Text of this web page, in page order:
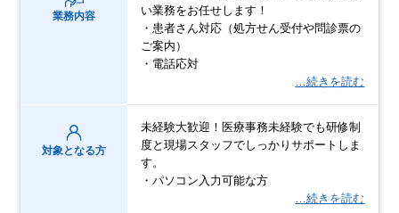
業務内容
い業務をお任せします！
・患者さん対応（処方せん受付や問診票の
ご案内）
・電話応対
…続きを読む
対象となる方
未経験大歓迎！医療事務未経験でも研修制
度と現場スタッフでしっかりサポートしま
す。
・パソコン入力可能な方
…続きを読む